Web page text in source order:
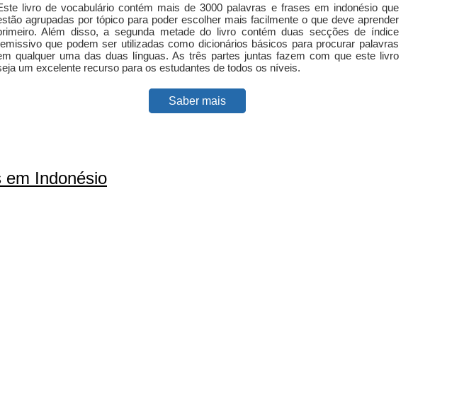
livro de vocabulário contém mais de 3000 palavras e frases em indonésio que
agrupadas por tópico para poder escolher mais facilmente o que deve aprender
Além disso, a segunda metade do livro contém duas secções de índice
que podem ser utilizadas como dicionários básicos para procurar palavras
qualquer uma das duas línguas. As três partes juntas fazem com que este livro
um excelente recurso para os estudantes de todos os níveis.
Saber mais
em Indonésio